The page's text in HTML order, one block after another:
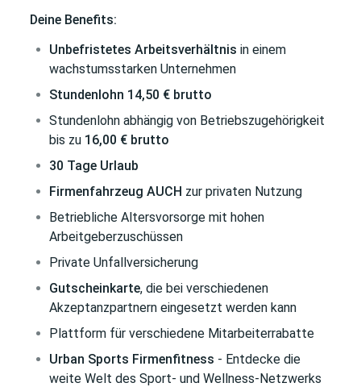
Deine Benefits:
Unbefristetes Arbeitsverhältnis in einem
wachstumsstarken Unternehmen
Stundenlohn 14,50 € brutto
Stundenlohn abhängig von Betriebszugehörigkeit
bis zu 16,00 € brutto
30 Tage Urlaub
Firmenfahrzeug AUCH zur privaten Nutzung
Betriebliche Altersvorsorge mit hohen
Arbeitgeberzuschüssen
Private Unfallversicherung
Gutscheinkarte, die bei verschiedenen
Akzeptanzpartnern eingesetzt werden kann
Plattform für verschiedene Mitarbeiterrabatte
Urban Sports Firmenfitness - Entdecke die
weite Welt des Sport- und Wellness-Netzwerks